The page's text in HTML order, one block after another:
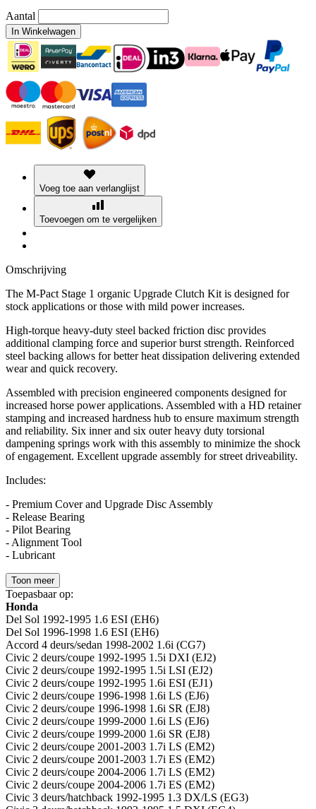
Aantal
In Winkelwagen
Voeg toe aan verlanglijst
Toevoegen om te vergelijken
Omschrijving
The M-Pact Stage 1 organic Upgrade Clutch Kit is designed for
stock applications or those with mild power increases.
High-torque heavy-duty steel backed friction disc provides
additional clamping force and superior burst strength. Reinforced
steel backing allows for better heat dissipation delivering extended
wear and quick recovery.
Assembled with precision engineered components designed for
increased horse power applications. Assembled with a HD retainer
stamping and increased hardness hub to ensure maximum strength
and reliability. Six inner and six outer heavy duty torsional
dampening springs work with this assembly to minimize the shock
of engagement. Excellent upgrade assembly for street driveability.
Includes:
- Premium Cover and Upgrade Disc Assembly
- Release Bearing
- Pilot Bearing
- Alignment Tool
- Lubricant
Toon meer
Toepasbaar op:
Honda
Del Sol 1992-1995 1.6 ESI (EH6)
Del Sol 1996-1998 1.6 ESI (EH6)
Accord 4 deurs/sedan 1998-2002 1.6i (CG7)
Civic 2 deurs/coupe 1992-1995 1.5i DXI (EJ2)
Civic 2 deurs/coupe 1992-1995 1.5i LSI (EJ2)
Civic 2 deurs/coupe 1992-1995 1.6i ESI (EJ1)
Civic 2 deurs/coupe 1996-1998 1.6i LS (EJ6)
Civic 2 deurs/coupe 1996-1998 1.6i SR (EJ8)
Civic 2 deurs/coupe 1999-2000 1.6i LS (EJ6)
Civic 2 deurs/coupe 1999-2000 1.6i SR (EJ8)
Civic 2 deurs/coupe 2001-2003 1.7i LS (EM2)
Civic 2 deurs/coupe 2001-2003 1.7i ES (EM2)
Civic 2 deurs/coupe 2004-2006 1.7i LS (EM2)
Civic 2 deurs/coupe 2004-2006 1.7i ES (EM2)
Civic 3 deurs/hatchback 1992-1995 1.3 DX/LS (EG3)